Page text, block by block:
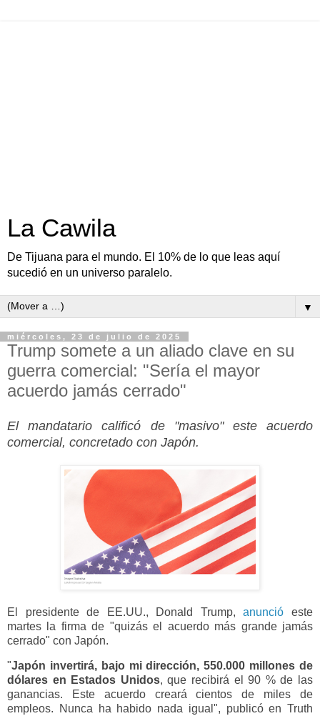
La Cawila
De Tijuana para el mundo. El 10% de lo que leas aquí
sucedió en un universo paralelo.
▼
miércoles, 23 de julio de 2025
Trump somete a un aliado clave en su
guerra comercial: "Sería el mayor
acuerdo jamás cerrado"
El mandatario calificó de "masivo" este acuerdo
comercial, concretado con Japón.
El presidente de EE.UU., Donald Trump,anunció este
martes la firma de "quizás el acuerdo más grande jamás
cerrado" con Japón.
"Japón invertirá, bajo mi dirección, 550.000 millones de
dólares en Estados Unidos, que recibirá el 90 % de las
ganancias. Este acuerdo creará cientos de miles de
empleos. Nunca ha habido nada igual", publicó en Truth